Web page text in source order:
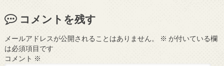
コメントを残す
メールアドレスが公開されることはありません。 ※ が付いている欄
は必須項目です
コメント ※